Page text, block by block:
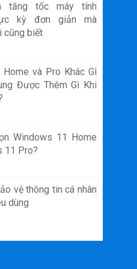
tăng tốc máy tính
kỳ đơn giản mà
cũng biết
và Pro Khác Gì
Được Thêm Gì Khi
Windows 11 Home
11 Pro?
vệ thông tin cá nhân
dùng